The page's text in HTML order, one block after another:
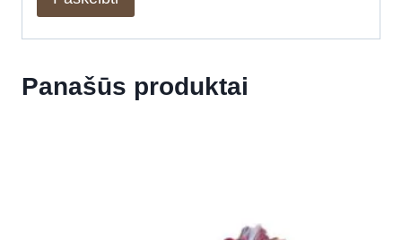
Panašūs produktai